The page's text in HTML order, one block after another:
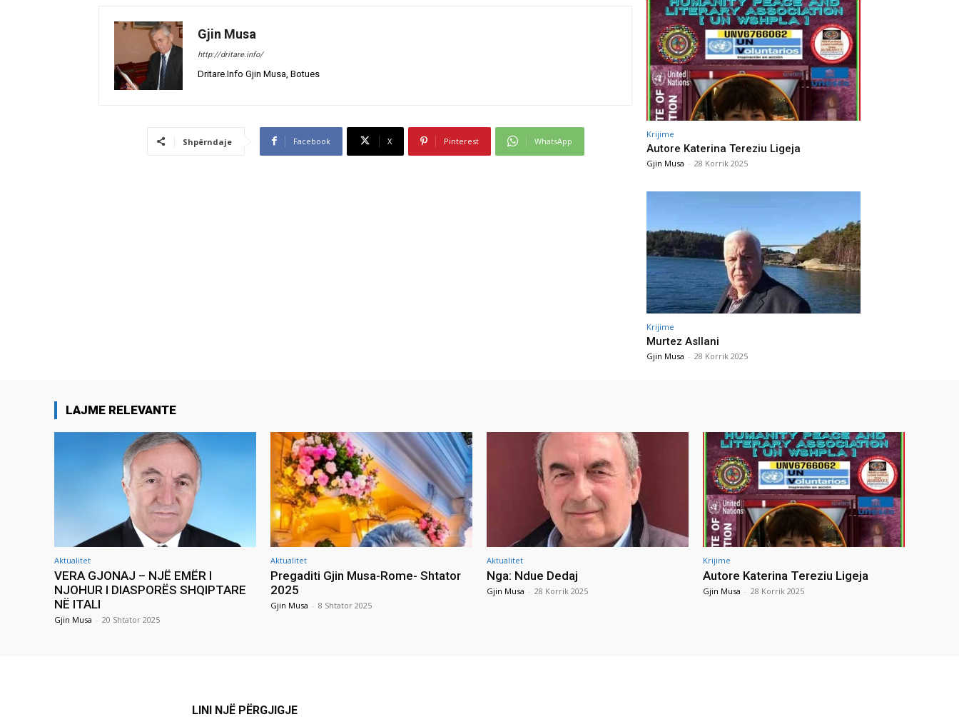
Gjin Musa
http://dritare.info/
Dritare.Info Gjin Musa, Botues
Shpërndaje Facebook X Pinterest WhatsApp
Krijime
Autore Katerina Tereziu Ligeja
Gjin Musa - 28 Korrik 2025
Krijime
Murtez Asllani
Gjin Musa - 28 Korrik 2025
LAJME RELEVANTE
Aktualitet
VERA GJONAJ – NJË EMËR I
NJOHUR I DIASPORËS SHQIPTARE
NË ITALI
Gjin Musa - 20 Shtator 2025
Aktualitet
Pregaditi Gjin Musa-Rome- Shtator
2025
Gjin Musa - 8 Shtator 2025
Aktualitet
Nga: Ndue Dedaj
Gjin Musa - 28 Korrik 2025
Krijime
Autore Katerina Tereziu Ligeja
Gjin Musa - 28 Korrik 2025
LINI NJË PËRGJIGJE